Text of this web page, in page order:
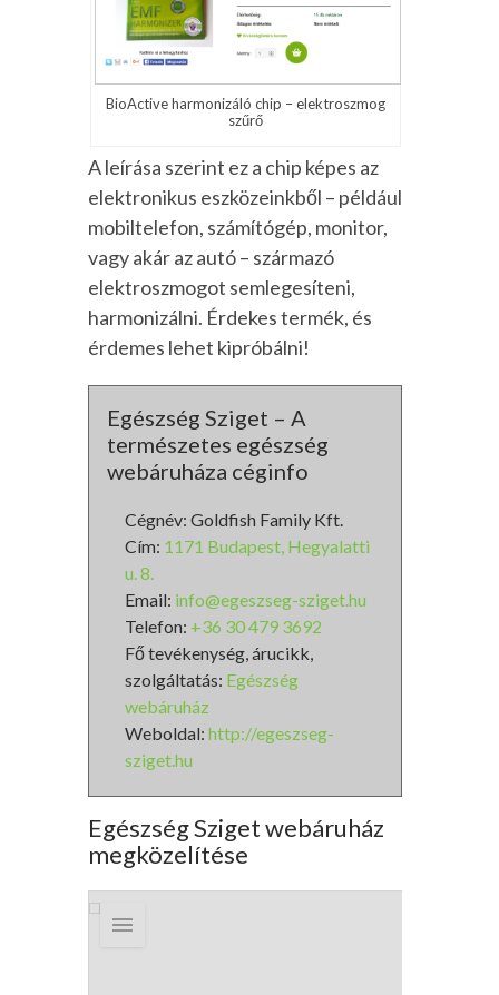
BioActive harmonizáló chip – elektroszmog
szűrő
A leírása szerint ez a chip képes az
elektronikus eszközeinkből – például
mobiltelefon, számítógép, monitor,
vagy akár az autó – származó
elektroszmogot semlegesíteni,
harmonizálni. Érdekes termék, és
érdemes lehet kipróbálni!
Egészség Sziget – A
természetes egészség
webáruháza céginfo
Cégnév: Goldfish Family Kft.
Cím: 1171 Budapest, Hegyalatti
u. 8.
Email: info@egeszseg-sziget.hu
Telefon: +36 30 479 3692
Fő tevékenység, árucikk,
szolgáltatás: Egészség
webáruház
Weboldal: http://egeszseg-
sziget.hu
Egészség Sziget webáruház
megközelítése